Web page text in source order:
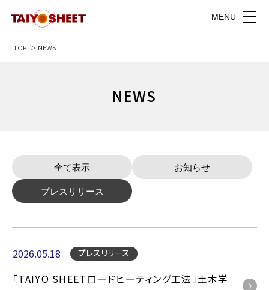
MENU
TOP NEWS
NEWS
全て表示 お知らせ
プレスリリース
2026.05.18 プレスリリース
「TAIYO SHEETロードヒーティング工法」土木学